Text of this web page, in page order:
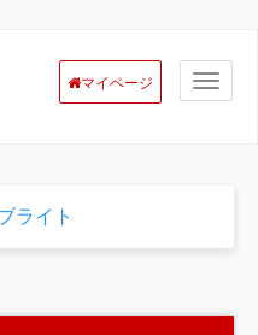
マイページ
ライト